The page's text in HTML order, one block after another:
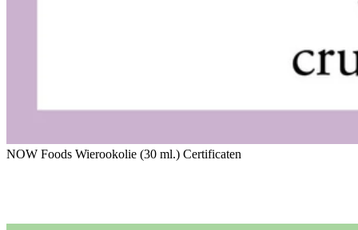
NOW Foods Wierookolie (30 ml.) Certificaten